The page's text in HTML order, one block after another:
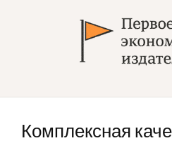
Комплексная